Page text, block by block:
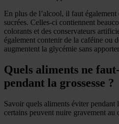
En plus de l’alcool, il faut également
sucrées. Celles-ci contiennent
colorants et des conservateurs
également contenir de la caféine ou
augmentent la glycémie sans
Quels aliments ne
pendant la grossesse ?
Savoir quels aliments éviter pendant
certains peuvent nuire gravement au